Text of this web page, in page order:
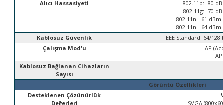
Alıcı Hassasiyeti
802.11b: -80
802.11g: -70
802.11n: -61 dBm
802.11n: -64 dBm
Kablosuz Güvenlik
IEEE Standardı 64/
Çalışma Mod'u
AP
Kablosuz Bağlanan Cihazların
Sayısı
Görüntü Özellikleri
Desteklenen Çözünürlük
Değerleri
SVGA